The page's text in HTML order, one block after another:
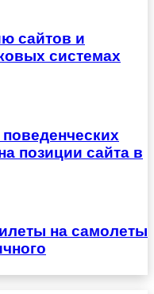
сайтов и
системах
позиции сайта в
на самолеты